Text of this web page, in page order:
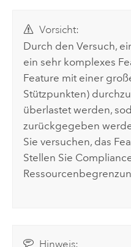
Vorsicht:
Durch den Versuch,
ein sehr komplexes
Feature mit einer
Stützpunkten)
überlastet werden,
zurückgegeben
Sie versuchen, das
Stellen Sie
Hinweis: